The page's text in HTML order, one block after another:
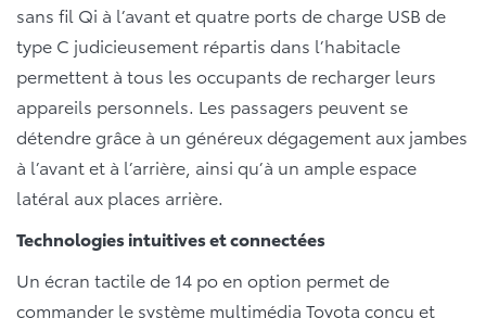
sans fil Qi à l’avant et quatre ports de charge USB de
type C judicieusement répartis dans l’habitacle
permettent à tous les occupants de recharger leurs
appareils personnels. Les passagers peuvent se
détendre grâce à un généreux dégagement aux jambes
à l’avant et à l’arrière, ainsi qu’à un ample espace
latéral aux places arrière.
Technologies intuitives et connectées
Un écran tactile de 14 po en option permet de
commander le système multimédia Toyota conçu et